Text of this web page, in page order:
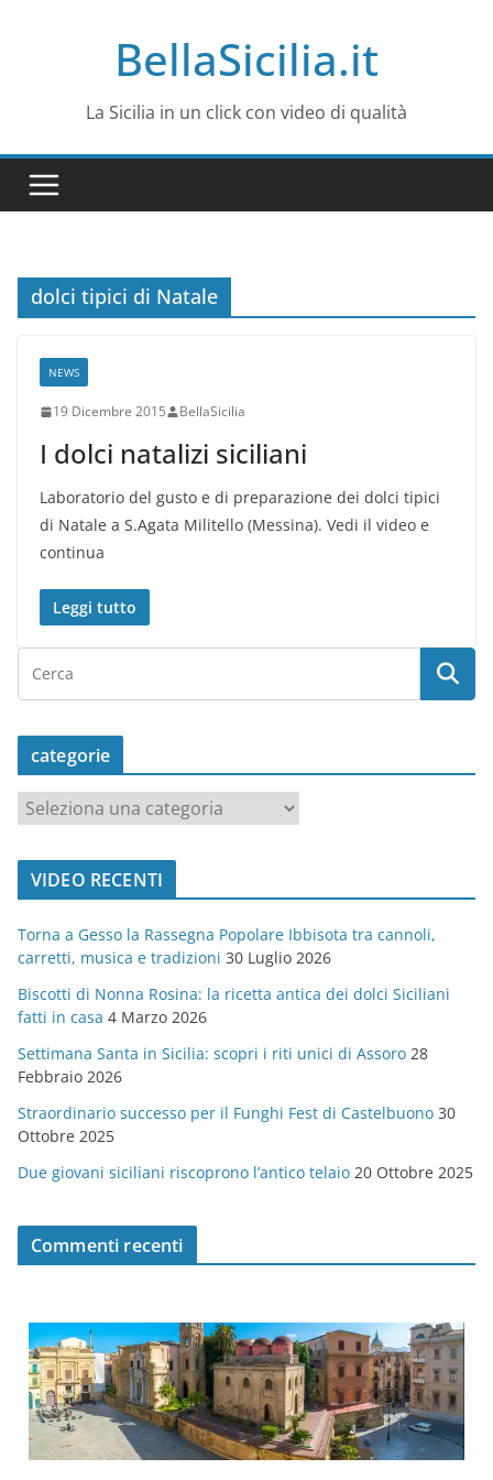
BellaSicilia.it
La Sicilia in un click con video di qualità
dolci tipici di Natale
NEWS
19 Dicembre 2015 BellaSicilia
I dolci natalizi siciliani
Laboratorio del gusto e di preparazione dei dolci tipici
di Natale a S.Agata Militello (Messina). Vedi il video e
continua
Leggi tutto
categorie
a
t
o
r
i
e
VIDEO RECENTI
Torna a Gesso la Rassegna Popolare Ibbisota tra cannoli,
carretti, musica e tradizioni 30 Luglio 2026
Biscotti di Nonna Rosina: la ricetta antica dei dolci Siciliani
fatti in casa 4 Marzo 2026
Settimana Santa in Sicilia: scopri i riti unici di Assoro 28
Febbraio 2026
Straordinario successo per il Funghi Fest di Castelbuono 30
Ottobre 2025
Due giovani siciliani riscoprono l’antico telaio 20 Ottobre 2025
Commenti recenti